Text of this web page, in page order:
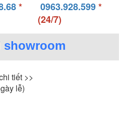
*
0963.928.599*
(24/7)
tiết >>
lễ)